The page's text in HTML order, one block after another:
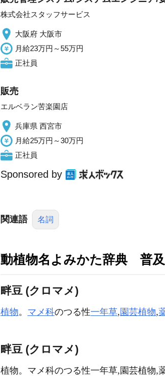
株式会社スタッフサービス
大阪府 大阪市
月給23万円～55万円
正社員
販売
エルベラン苦楽園店
兵庫県 西宮市
月給25万円～30万円
正社員
Sponsored by
関連語 名詞
動植物名よみかた辞典 普
畔豆 (クロマメ)
植物。 マメ科のつる性一年草, 園芸植物,
畔豆 (クロマメ)
植物。マメ科のつる性一年草,園芸植物,